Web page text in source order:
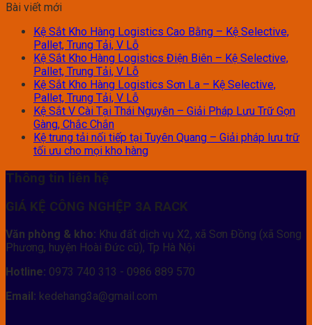
Bài viết mới
Kệ Sắt Kho Hàng Logistics Cao Bằng – Kệ Selective,
Pallet, Trung Tải, V Lỗ
Kệ Sắt Kho Hàng Logistics Điện Biên – Kệ Selective,
Pallet, Trung Tải, V Lỗ
Kệ Sắt Kho Hàng Logistics Sơn La – Kệ Selective,
Pallet, Trung Tải, V Lỗ
Kệ Sắt V Cài Tại Thái Nguyên – Giải Pháp Lưu Trữ Gọn
Gàng, Chắc Chắn
Kệ trung tải nối tiếp tại Tuyên Quang – Giải pháp lưu trữ
tối ưu cho mọi kho hàng
Thông tin liên hệ
GIÁ KỆ CÔNG NGHỆP 3A RACK
Văn phòng & kho: Khu đất dịch vụ X2, xã Sơn Đồng (xã Song
Phương, huyện Hoài Đức cũ), Tp Hà Nội
Hotline: 0973 740 313 - 0986 889 570
Email: kedehang3a@gmail.com